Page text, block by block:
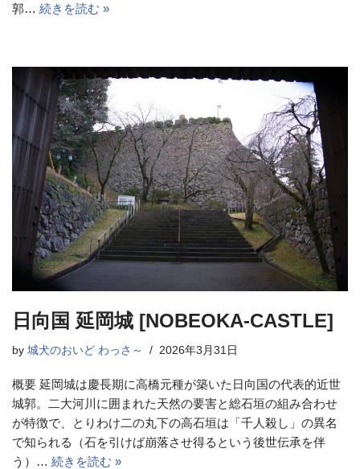
郭… 続きを読む »
日向国 延岡城 [NOBEOKA-CASTLE]
by 城犬のおいど わっさ～ 2026年3月31日
概要 延岡城は慶長期に高橋元種が築いた日向国の代表的近世
城郭。二大河川に囲まれた天然の要害と総石垣の組み合わせ
が特徴で、とりわけ二の丸下の高石垣は「千人殺し」の異名
で知られる（石を引けば崩落させ得るという後世伝承を伴
う）… 続きを読む »